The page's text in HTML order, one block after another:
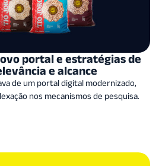
portal e estratégias de
e alcance
de um portal digital modernizado,
nos mecanismos de pesquisa.